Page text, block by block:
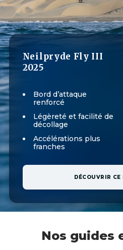
Neilpryde Fly III
2025
Bord d’attaque
renforcé
Légèreté et facilité de
décollage
Accélérations plus
franches
DÉCOUVRIR
Nos guides